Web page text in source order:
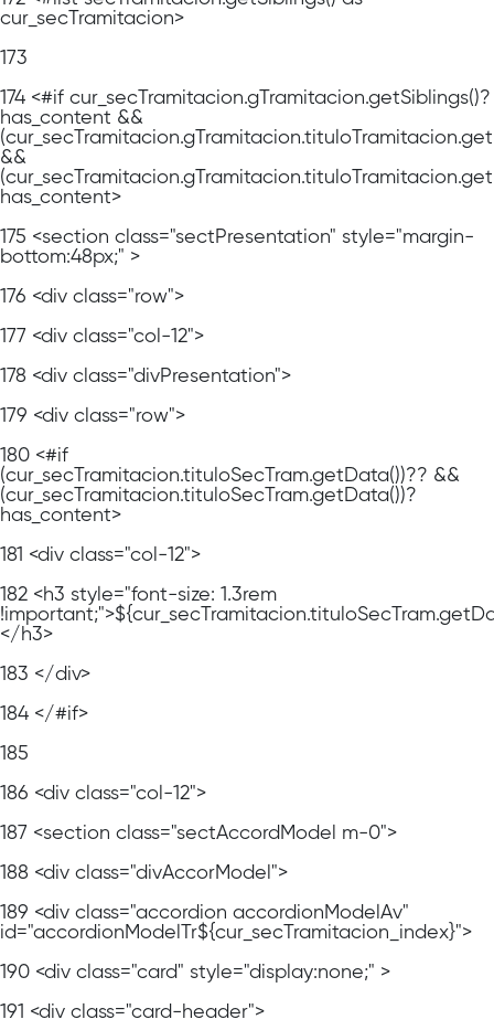
cur_secTramitacion>
173
174 <#if cur_secTramitacion.gTramitacion.getSiblings()?
has_content &&
&&
has_content>
175 <section class="sectPresentation" style="margin-
bottom:48px;" >
176 <div class="row">
177 <div class="col-12">
178 <div class="divPresentation">
179 <div class="row">
180 <#if
(cur_secTramitacion.tituloSecTram.getData())?? &&
(cur_secTramitacion.tituloSecTram.getData())?
has_content>
181 <div class="col-12">
182 <h3 style="font-size: 1.3rem
</h3>
183 </div>
184 </#if>
185
186 <div class="col-12">
187 <section class="sectAccordModel m-0">
188 <div class="divAccorModel">
189 <div class="accordion accordionModelAv"
id="accordionModelTr${cur_secTramitacion_index}">
190 <div class="card" style="display:none;" >
191 <div class="card-header">